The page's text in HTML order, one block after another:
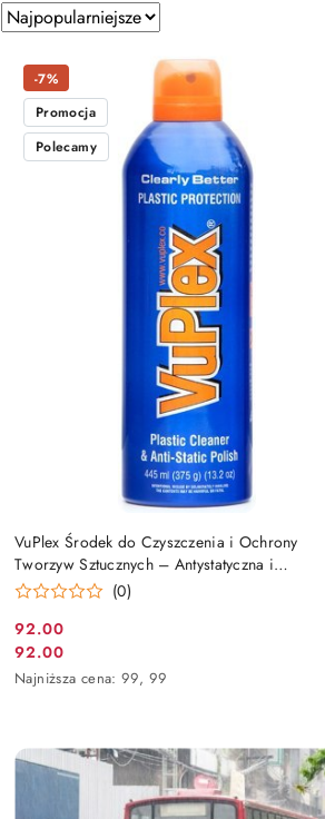
Zastosowano
sortowanie:
Najpopularniejsze.
Sortuj
według
VuPlex Środek do Czyszczenia i Ochrony
Tworzyw Sztucznych – Antystatyczna i
Wodoodporna Powłoka
(0)
Cena
promocyjna:
92.00
Cena
promocyjna:
92.00
Najniższa
dni
przed
Najniższa cena: 99, 99
-7%
Promocja
Polecamy
DO KOSZYKA